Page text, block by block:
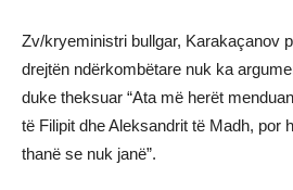
Zv/kryeministri bullgar, Karakaçanov
drejtën ndërkombëtare nuk ka
duke theksuar “Ata më herët
të Filipit dhe Aleksandrit të Madh, por
thanë se nuk janë”.